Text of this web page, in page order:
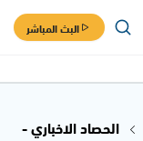
البث المباشر
الحصاد الاخباري -